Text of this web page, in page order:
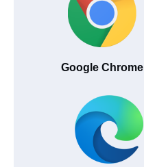
Google Chrome